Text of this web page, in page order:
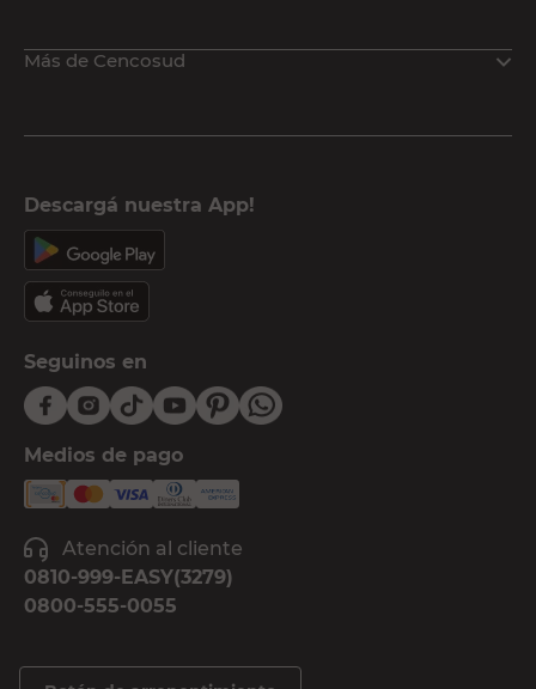
Más de Cencosud
Descargá nuestra App!
Seguinos en
Medios de pago
Atención al cliente
0810-999-EASY(3279)
0800-555-0055